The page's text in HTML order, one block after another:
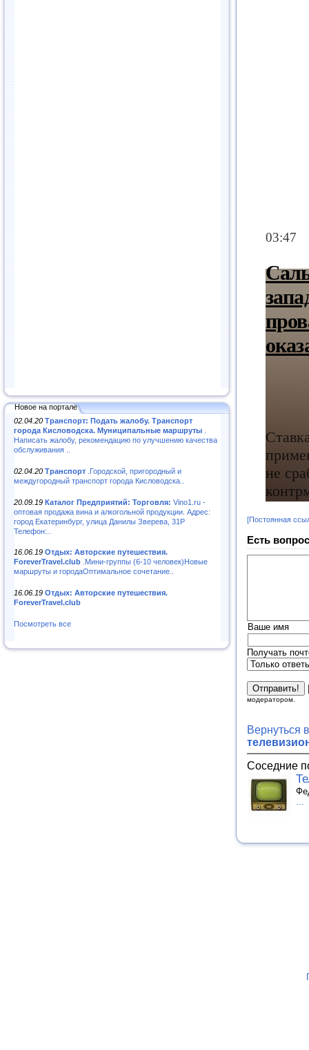
Новое на портале
02.04.20 Транспорт: Подать жалобу. Транспорт
города Кисловодска. Муниципальные маршруты
Написать жалобу, рекомендацию по улучшению качества
обслуживания ..
02.04.20 Транспорт .Городской, пригородный и
междугородный транспорт города Кисловодска..
20.09.19 Каталог Предприятий: Торговля: Vino1.ru -
оптовая продажа вина и алкогольной продукции. Адрес:
город Екатеринбург, улица Данилы Зверева, 31Р
Телефон:..
16.06.19 Отдых: Авторские путешествия.
ForeverTravel.club .Мини-группы (6-10 человек)Новые
маршруты и городаОптимальное сочетание..
16.06.19 Отдых: Авторские путешествия.
ForeverTravel.club
Посмотреть все
[Постоянная
Есть
Ваше имя
Получать
модератором.
Вернуться
Соседние